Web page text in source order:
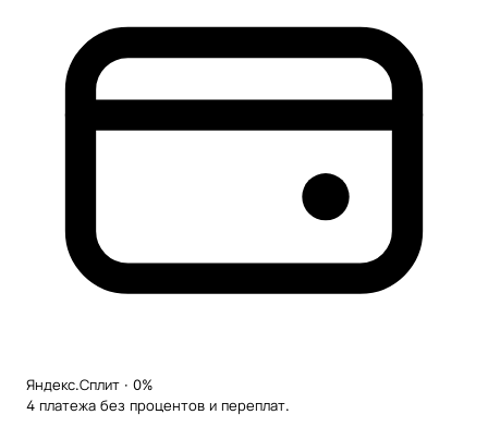
Яндекс.Сплит · 0%
4 платежа без процентов и переплат.